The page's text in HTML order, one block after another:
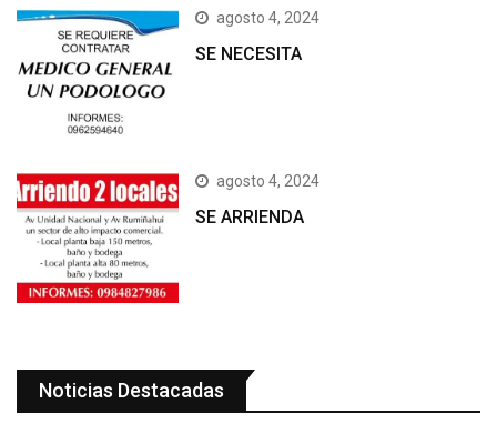
agosto 4, 2024
SE NECESITA
agosto 4, 2024
SE ARRIENDA
Noticias Destacadas